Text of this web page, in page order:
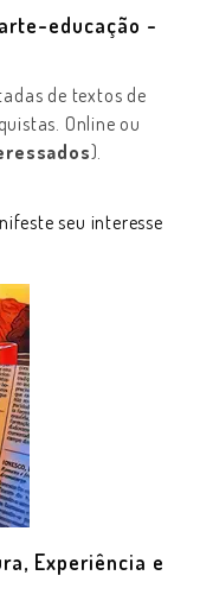
educação -
de textos de
Online ou
).
seu interesse
Experiência e